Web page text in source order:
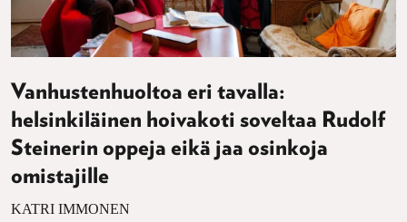
Vanhustenhuoltoa eri tavalla:
helsinkiläinen hoivakoti soveltaa Rudolf
Steinerin oppeja eikä jaa osinkoja
omistajille
KATRI IMMONEN